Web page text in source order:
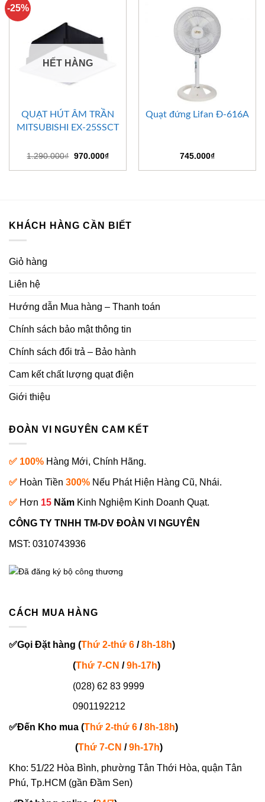
-25%
HẾT HÀNG
QUẠT HÚT ÂM TRẦN
MITSUBISHI EX-25SSCT
1.290.000₫ Giá
là:
970.000₫Giá
tại
Quạt đứng Lifan Đ-616A
745.000₫
KHÁCH HÀNG CẦN BIẾT
Giỏ hàng
Liên hệ
Hướng dẫn Mua hàng – Thanh toán
Chính sách bảo mật thông tin
Chính sách đổi trả – Bảo hành
Cam kết chất lượng quạt điện
Giới thiệu
ĐOÀN VI NGUYÊN CAM KẾT
✅ 100% Hàng Mới, Chính Hãng.
✅ Hoàn Tiền 300% Nếu Phát Hiện Hàng Cũ, Nhái.
✅ Hơn 15 Năm Kinh Nghiệm Kinh Doanh Quạt.
CÔNG TY TNHH TM-DV ĐOÀN VI NGUYÊN
MST: 0310743936
CÁCH MUA HÀNG
✅Gọi Đặt hàng (Thứ 2-thứ 6 / 8h-18h)
(Thứ 7-CN /9h-17h)
(028) 62 83 9999
0901192212
✅Đến Kho mua (Thứ 2-thứ 6 /8h-18h)
(Thứ 7-CN /9h-17h)
Kho: 51/22 Hòa Bình, phường Tân Thới Hòa, quận Tân
Phú, Tp.HCM (gần Đầm Sen)